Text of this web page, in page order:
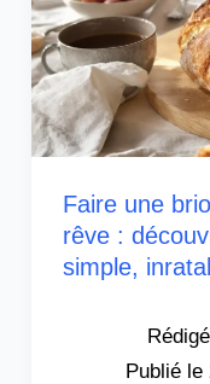
Faire une
rêve :
simple,